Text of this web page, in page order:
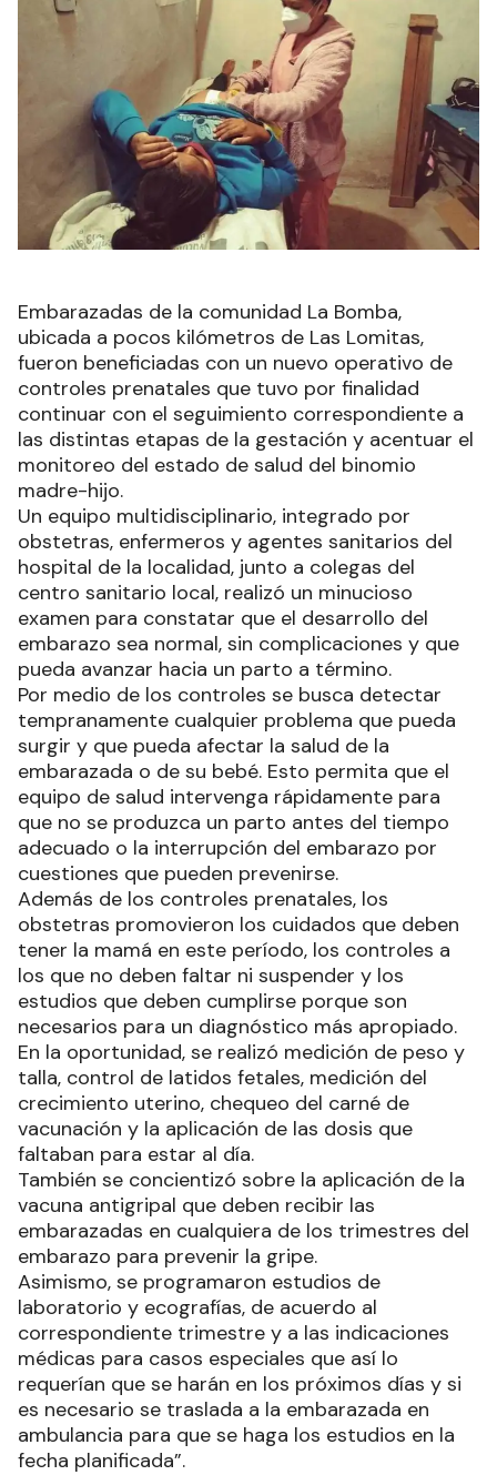
Embarazadas de la comunidad La Bomba,
ubicada a pocos kilómetros de Las Lomitas,
fueron beneficiadas con un nuevo operativo de
controles prenatales que tuvo por finalidad
continuar con el seguimiento correspondiente a
las distintas etapas de la gestación y acentuar el
monitoreo del estado de salud del binomio
madre-hijo.
Un equipo multidisciplinario, integrado por
obstetras, enfermeros y agentes sanitarios del
hospital de la localidad, junto a colegas del
centro sanitario local, realizó un minucioso
examen para constatar que el desarrollo del
embarazo sea normal, sin complicaciones y que
pueda avanzar hacia un parto a término.
Por medio de los controles se busca detectar
tempranamente cualquier problema que pueda
surgir y que pueda afectar la salud de la
embarazada o de su bebé. Esto permita que el
equipo de salud intervenga rápidamente para
que no se produzca un parto antes del tiempo
adecuado o la interrupción del embarazo por
cuestiones que pueden prevenirse.
Además de los controles prenatales, los
obstetras promovieron los cuidados que deben
tener la mamá en este período, los controles a
los que no deben faltar ni suspender y los
estudios que deben cumplirse porque son
necesarios para un diagnóstico más apropiado.
En la oportunidad, se realizó medición de peso y
talla, control de latidos fetales, medición del
crecimiento uterino, chequeo del carné de
vacunación y la aplicación de las dosis que
faltaban para estar al día.
También se concientizó sobre la aplicación de la
vacuna antigripal que deben recibir las
embarazadas en cualquiera de los trimestres del
embarazo para prevenir la gripe.
Asimismo, se programaron estudios de
laboratorio y ecografías, de acuerdo al
correspondiente trimestre y a las indicaciones
médicas para casos especiales que así lo
requerían que se harán en los próximos días y si
es necesario se traslada a la embarazada en
ambulancia para que se haga los estudios en la
fecha planificada”.